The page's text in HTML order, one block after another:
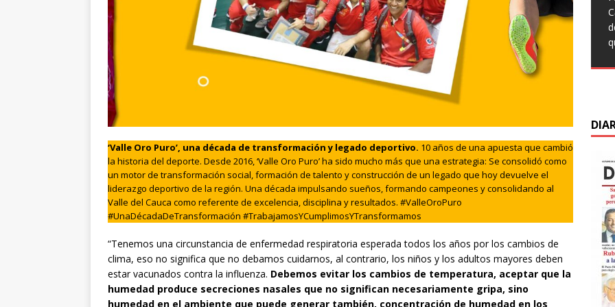
‘Valle Oro Puro’, una década de transformación y legado deportivo. 10 años de una apuesta que cambió
la historia del deporte. Desde 2016, ‘Valle Oro Puro’ ha sido mucho más que una estrategia: Se consolidó como
un motor de transformación social, formación de talento y construcción de un legado que hoy devuelve el
liderazgo deportivo de la región. Una década impulsando sueños, formando campeones y consolidando al
Valle del Cauca como referente de excelencia, disciplina y resultados. #ValleOroPuro
#UnaDécadaDeTransformación #TrabajamosYCumplimosYTransformamos
“Tenemos una circunstancia de enfermedad respiratoria esperada todos los años por los cambios de
clima, eso no significa que no debamos cuidarnos, al contrario, los niños y los adultos mayores deben
estar vacunados contra la influenza. Debemos evitar los cambios de temperatura, aceptar que la
humedad produce secreciones nasales que no significan necesariamente gripa, sino
humedad en el ambiente que puede generar también, concentración de humedad en los